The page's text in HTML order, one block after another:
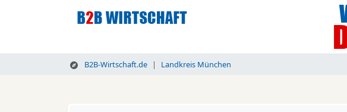
B2B-Wirtschaft.de Landkreis München